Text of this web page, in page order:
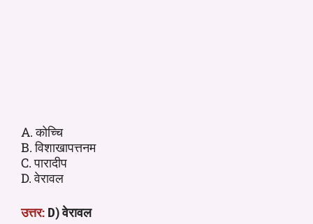
A. कोच्चि
B. विशाखापत्तनम
C. पारादीप
D. वेरावल
उत्तर: D) वेरावल